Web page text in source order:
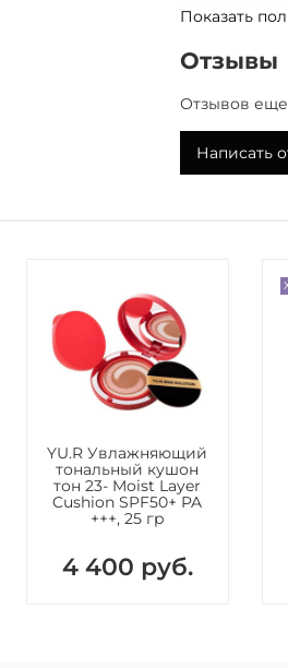
Откройте
консилер!
Показать
Отзывы
Отзывов еще
Написать
YU.R Увлажняющий
тональный кушон
тон 23- Moist Layer
Cushion SPF50+ PA
+++, 25 гр
4 400 руб.